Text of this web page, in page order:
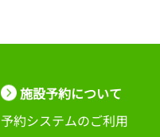
施設予約について
予約システムのご利用